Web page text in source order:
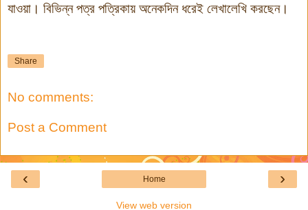
যাওয়া। বিভিন্ন পত্র পত্রিকায় অনেকদিন ধরেই লেখালেখি করছেন।
Share
No comments:
Post a Comment
‹ ›
Home
View web version